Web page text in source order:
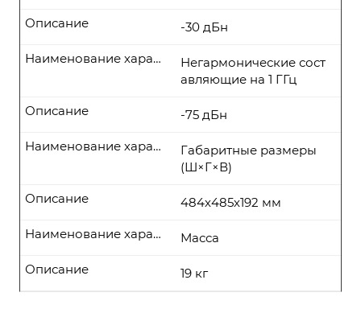
-30 дБн
Описание
Негармонические сост
авляющие на 1 ГГц
Наименование характеристики
-75 дБн
Описание
Габаритные размеры
(Ш×Г×В)
Наименование характеристики
484х485х192 мм
Описание
Масса
Наименование характеристики
19 кг
Описание